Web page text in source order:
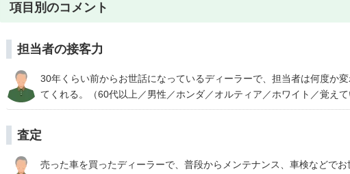
項目別のコメント
担当者の接客力
30年くらい前からお世話になっているディーラーで、担当者は何度か
てくれる。（60代以上／男性／ホンダ／オルティア／ホワイト／覚え
査定
売った車を買ったディーラーで、普段からメンテナンス、車検などで